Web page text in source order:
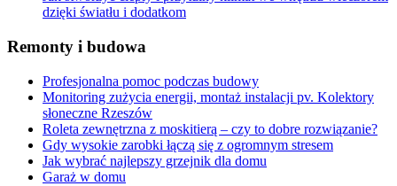
dzięki światłu i dodatkom
Remonty i budowa
Profesjonalna pomoc podczas budowy
Monitoring zużycia energii, montaż instalacji pv. Kolektory
słoneczne Rzeszów
Roleta zewnętrzna z moskitierą – czy to dobre rozwiązanie?
Gdy wysokie zarobki łączą się z ogromnym stresem
Jak wybrać najlepszy grzejnik dla domu
Garaż w domu